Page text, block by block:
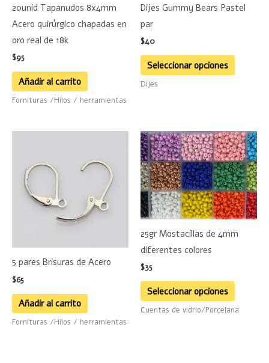
20unid Tapanudos 8x4mm
Acero quirúrgico chapadas en
oro real de 18k
$95
Añadir al carrito
Fornituras /Hilos / herramientas
Dijes Gummy Bears Pastel
par
$40
Seleccionar opciones
pueden
página
Dijes
5 pares Brisuras de Acero
$65
Añadir al carrito
Fornituras /Hilos / herramientas
25gr Mostacillas de 4mm
diferentes colores
$35
Seleccionar opciones
Este
producto
tiene
Las
opciones
elegir
en
la
Cuentas de vidrio/Porcelana